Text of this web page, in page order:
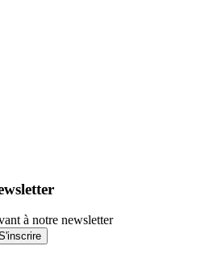
à notre newsletter